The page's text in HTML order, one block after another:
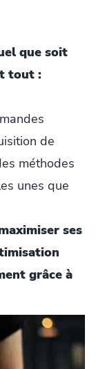
que soit
tout :
de
méthodes
unes que
ses
grâce à